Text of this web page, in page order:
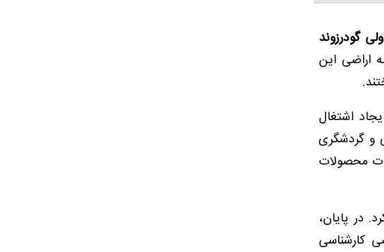
گودرزوند
اراضی این
اشتغال
و گردشگری
محصولات
در پایان،
کارشناسی